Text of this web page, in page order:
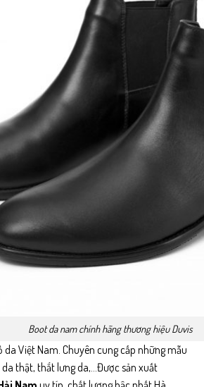
Boot da nam chính hãng thương hiệu Duvis
da Việt Nam. Chuyên cung cấp những mẫu
thật, thắt lưng da,…Được sản xuất